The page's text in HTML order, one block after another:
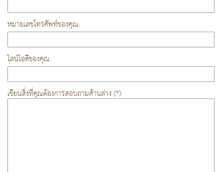
หมายเลขโทรศัพท์ของคุณ:
ไลน์ไอดีของคุณ:
เขียนสิ่งที่คุณต้องการสอบถามด้านล่าง (*):